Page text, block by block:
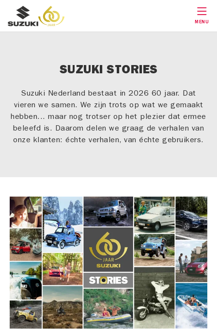
MENU
SUZUKI STORIES
Suzuki Nederland bestaat in 2026 60 jaar. Dat
vieren we samen. We zijn trots op wat we gemaakt
hebben... maar nog trotser op het plezier dat ermee
beleefd is. Daarom delen we graag de verhalen van
onze klanten: échte verhalen, van échte gebruikers.